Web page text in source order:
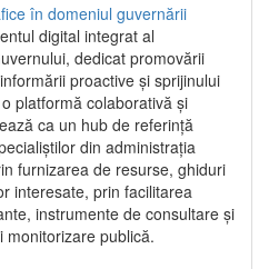
în domeniul guvernării
digital integrat al
dedicat promovării
proactive și sprijinului
platformă colaborativă și
ca un hub de referință
din administrația
furnizarea de resurse, ghiduri
interesate, prin facilitarea
instrumente de consultare și
monitorizare publică.